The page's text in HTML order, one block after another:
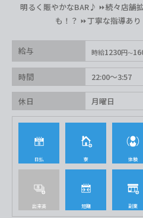
明るく賑やかなBAR♪ ⏩続々店舗
も！？ ⏩丁寧な指導あ
給与 時給1230円
時間 22:00〜3:57
休日 月曜日
日払 寮 体験
出来高 短期 副業